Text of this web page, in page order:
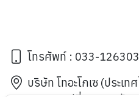
โทรศัพท์ : 033-
บริษัท โทอะโกเซ (ประเท